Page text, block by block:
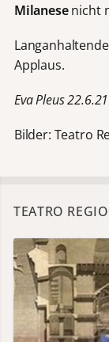
Milanesenicht
Applaus.
Eva Pleus 22.6.21
Bilder: Teatro
TEATRO